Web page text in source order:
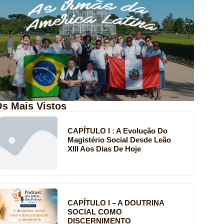
Mais Vistos
CAPÍTULO I : A Evolução Do
Magistério Social Desde Leão
XIII Aos Dias De Hoje
CAPÍTULO I – A DOUTRINA
SOCIAL COMO
DISCERNIMENTO